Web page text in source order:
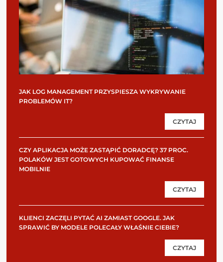
JAK LOG MANAGEMENT PRZYSPIESZA WYKRYWANIE
PROBLEMÓW IT?
CZYTAJ
CZY APLIKACJA MOŻE ZASTĄPIĆ DORADCĘ? 37 PROC.
POLAKÓW JEST GOTOWYCH KUPOWAĆ FINANSE
MOBILNIE
CZYTAJ
KLIENCI ZACZĘLI PYTAĆ AI ZAMIAST GOOGLE. JAK
SPRAWIĆ BY MODELE POLECAŁY WŁAŚNIE CIEBIE?
CZYTAJ